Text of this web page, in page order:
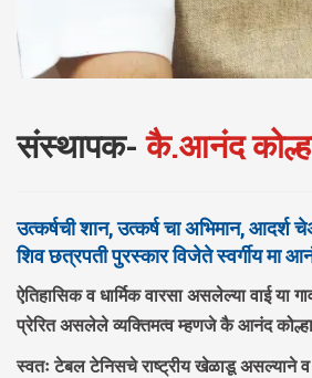
संस्थापक- कै.आनंद
उत्कर्षची शान, उत्कर्ष चा अभिमान,आदर्श
शिव छत्रपती पुरस्कार विजेतेस्वर्गीय मा
ऐतिहासिक व धार्मिक वारसा असलेल्या वाई या
प्रेरित असलेले व्यक्तिमत्व म्हणजेकै आनंद
स्वतः टेबल टेनिसचे राष्ट्रीय खेळाडू असल्याने व